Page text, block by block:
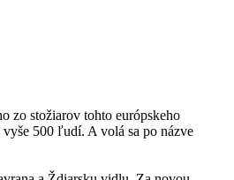
zo stožiarov tohto európskeho
500 ľudí. A volá sa po názve